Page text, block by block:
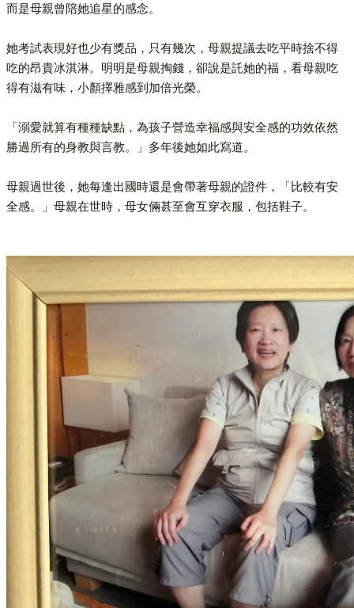
而是母親曾陪她追星的感念。
她考試表現好也少有獎品，只有幾次，母親提議去吃平時捨不得
吃的昂貴冰淇淋。明明是母親掏錢，卻說是託她的福，看母親吃
得有滋有味，小顏擇雅感到加倍光榮。
「溺愛就算有種種缺點，為孩子營造幸福感與安全感的功效依然
勝過所有的身教與言教。」多年後她如此寫道。
母親過世後，她每逢出國時還是會帶著母親的證件，「比較有安
全感。」母親在世時，母女倆甚至會互穿衣服，包括鞋子。